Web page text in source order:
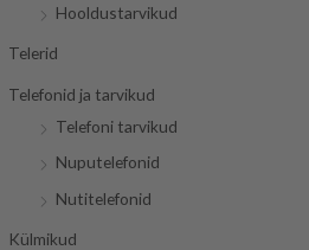
Hooldustarvikud
Telerid
Telefonid ja tarvikud
Telefoni tarvikud
Nuputelefonid
Nutitelefonid
Külmikud